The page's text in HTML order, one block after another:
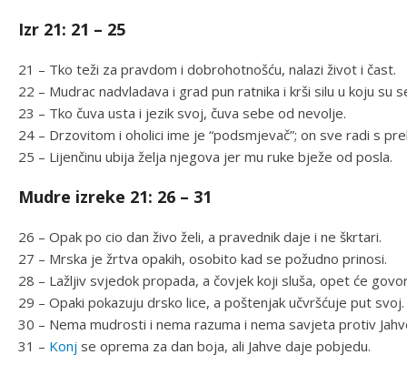
Izr 21: 21 – 25
21 – Tko teži za pravdom i dobrohotnošću, nalazi život i čast.
22 – Mudrac nadvladava i grad pun ratnika i krši silu u koju su
23 – Tko čuva usta i jezik svoj, čuva sebe od nevolje.
24 – Drzovitom i oholici ime je “podsmjevač”; on sve radi s
25 – Lijenčinu ubija želja njegova jer mu ruke bježe od posla.
Mudre izreke 21: 26 – 31
26 – Opak po cio dan živo želi, a pravednik daje i ne škrtari.
27 – Mrska je žrtva opakih, osobito kad se požudno prinosi.
28 – Lažljiv svjedok propada, a čovjek koji sluša, opet će
29 – Opaki pokazuju drsko lice, a poštenjak učvršćuje put svoj.
30 – Nema mudrosti i nema razuma i nema savjeta protiv
31 – Konj se oprema za dan boja, ali Jahve daje pobjedu.